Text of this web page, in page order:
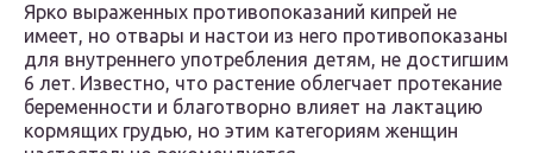
Ярко выраженных противопоказаний кипрей не
имеет, но отвары и настои из него противопоказаны
для внутреннего употребления детям, не достигшим
6 лет. Известно, что растение облегчает протекание
беременности и благотворно влияет на лактацию
кормящих грудью, но этим категориям женщин